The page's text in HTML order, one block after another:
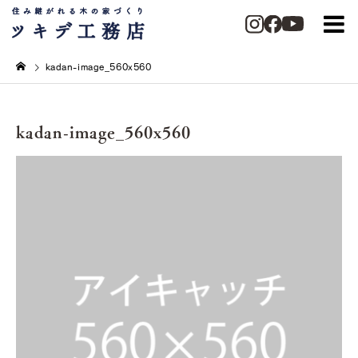
kadan-image_560x560
kadan-image_560x560